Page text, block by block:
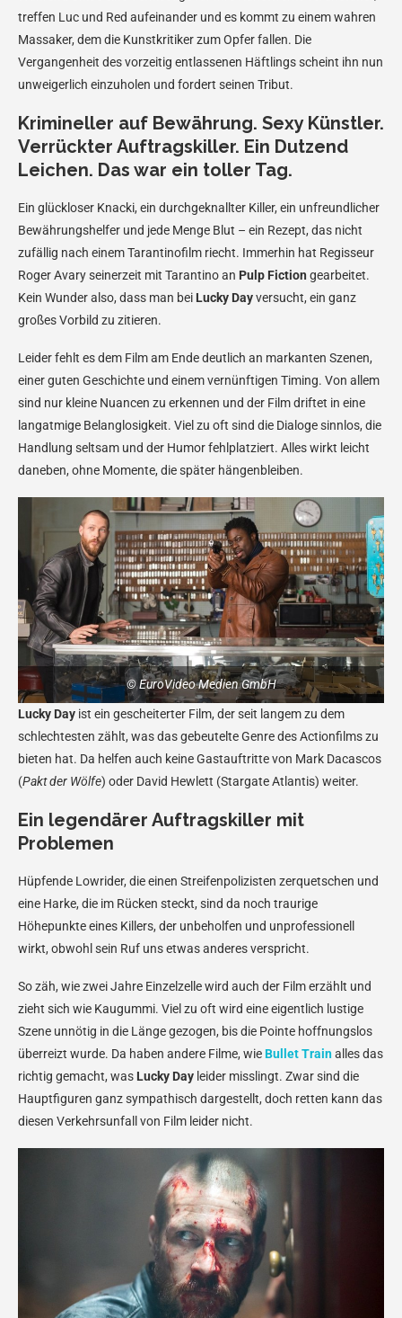
treffen Luc und Red aufeinander und es kommt zu einem wahren
Massaker, dem die Kunstkritiker zum Opfer fallen. Die
Vergangenheit des vorzeitig entlassenen Häftlings scheint ihn nun
unweigerlich einzuholen und fordert seinen Tribut.
Krimineller auf Bewährung. Sexy Künstler.
Verrückter Auftragskiller. Ein Dutzend
Leichen. Das war ein toller Tag.
Ein glückloser Knacki, ein durchgeknallter Killer, ein unfreundlicher
Bewährungshelfer und jede Menge Blut – ein Rezept, das nicht
zufällig nach einem Tarantinofilm riecht. Immerhin hat Regisseur
Roger Avary seinerzeit mit Tarantino an Pulp Fiction gearbeitet.
Kein Wunder also, dass man bei Lucky Dayversucht, ein ganz
großes Vorbild zu zitieren.
Leider fehlt es dem Film am Ende deutlich an markanten Szenen,
einer guten Geschichte und einem vernünftigen Timing. Von allem
sind nur kleine Nuancen zu erkennen und der Film driftet in eine
langatmige Belanglosigkeit. Viel zu oft sind die Dialoge sinnlos, die
Handlung seltsam und der Humor fehlplatziert. Alles wirkt leicht
daneben, ohne Momente, die später hängenbleiben.
© EuroVideo Medien GmbH
Lucky Day ist ein gescheiterter Film, der seit langem zu dem
schlechtesten zählt, was das gebeutelte Genre des Actionfilms zu
bieten hat. Da helfen auch keine Gastauftritte von Mark Dacascos
(Pakt der Wölfe) oder David Hewlett (Stargate Atlantis) weiter.
Ein legendärer Auftragskiller mit
Problemen
Hüpfende Lowrider, die einen Streifenpolizisten zerquetschen und
eine Harke, die im Rücken steckt, sind da noch traurige
Höhepunkte eines Killers, der unbeholfen und unprofessionell
wirkt, obwohl sein Ruf uns etwas anderes verspricht.
So zäh, wie zwei Jahre Einzelzelle wird auch der Film erzählt und
zieht sich wie Kaugummi. Viel zu oft wird eine eigentlich lustige
Szene unnötig in die Länge gezogen, bis die Pointe hoffnungslos
überreizt wurde. Da haben andere Filme, wieBullet Trainalles das
richtig gemacht, was Lucky Day leider misslingt. Zwar sind die
Hauptfiguren ganz sympathisch dargestellt, doch retten kann das
diesen Verkehrsunfall von Film leider nicht.